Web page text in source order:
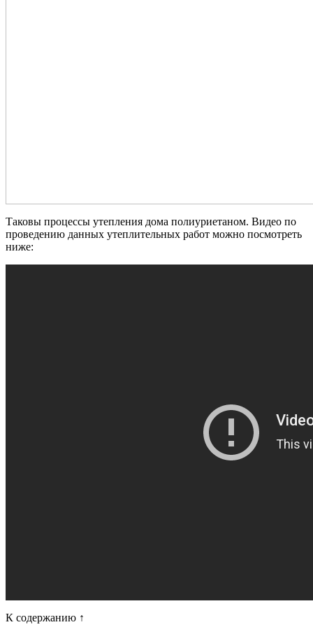
Таковы процессы утепления дома полиуриетаном. Видео по
проведению данных утеплительных работ можно посмотреть
ниже:
К содержанию ↑